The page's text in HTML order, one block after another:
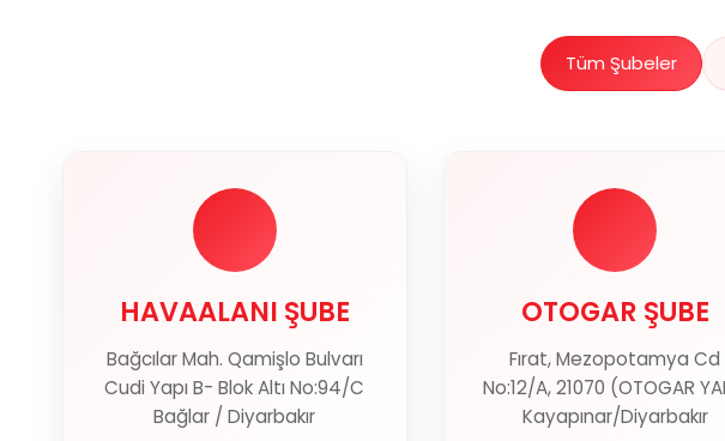
Tüm Şubeler
HAVAALANI ŞUBE
Bağcılar Mah. Qamişlo Bulvarı
Cudi Yapı B- Blok Altı No:94/C
Bağlar / Diyarbakır
HAVAALANI ŞUBE
Haritada Göster
OTOGAR ŞUBE
Fırat, Mezopotamya Cd
No:12/A, 21070 (OTOGAR
Kayapınar/Diyarbakır
OTOGAR ŞUBE
Haritada Göster